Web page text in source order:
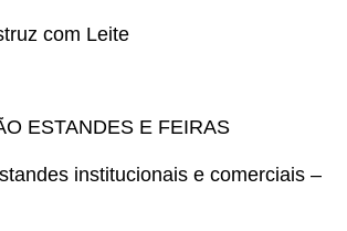
com Leite
ESTANDES E FEIRAS
institucionais e comerciais –